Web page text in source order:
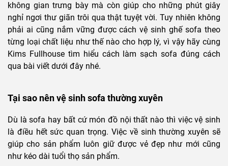
không gian trưng bày mà còn giúp cho những phút giây
nghỉ ngơi thư giãn trôi qua thật tuyệt vời. Tuy nhiên không
phải ai cũng nắm vững được cách vệ sinh ghế sofa theo
từng loại chất liệu như thế nào cho hợp lý, vì vậy hãy cùng
Kims Fullhouse tìm hiểu cách làm sạch sofa đúng cách
qua bài viết dưới đây nhé.
Tại sao nên vệ sinh sofa thường xuyên
Dù là sofa hay bất cứ món đồ nội thất nào thì việc vệ sinh
là điều hết sức quan trọng. Việc về sinh thường xuyên sẽ
giúp cho sản phẩm luôn giữ được vẻ đẹp như mới cũng
như kéo dài tuổi thọ sản phẩm.